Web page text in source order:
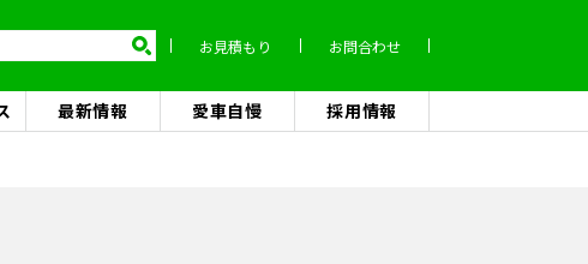
お見積もり お問合わせ
最新情報 愛車自慢 採用情報